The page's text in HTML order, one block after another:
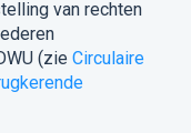
van rechten
(zie Circulaire